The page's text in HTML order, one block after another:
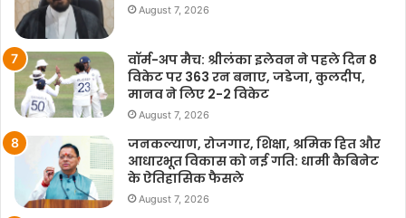
August 7, 2026
वॉर्म-अप मैच: श्रीलंका इलेवन ने पहले दिन 8
विकेट पर 363 रन बनाए, जडेजा, कुलदीप,
मानव ने लिए 2-2 विकेट
August 7, 2026
जनकल्याण, रोजगार, शिक्षा, श्रमिक हित और
आधारभूत विकास को नई गति: धामी कैबिनेट
के ऐतिहासिक फैसले
August 7, 2026